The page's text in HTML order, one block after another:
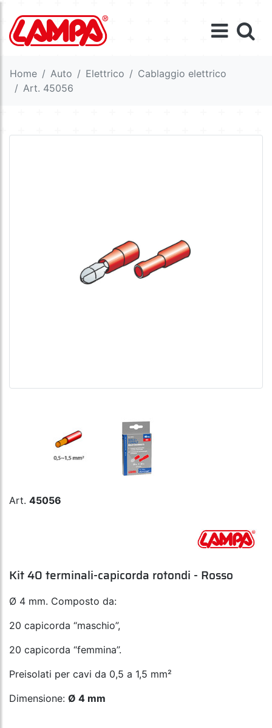
Home Auto Elettrico
Cablaggio elettrico
Art. 45056
Art. 45056
Kit 40 terminali-capicorda rotondi - Rosso
Ø 4 mm. Composto da:
20 capicorda “maschio”,
20 capicorda “femmina”.
Preisolati per cavi da 0,5 a 1,5 mm²
Dimensione: Ø 4 mm